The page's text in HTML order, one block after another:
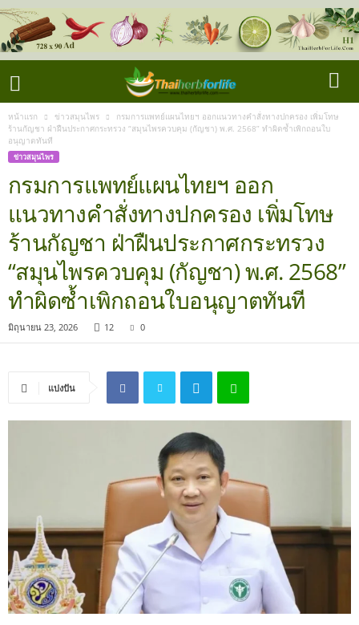
หน้าแรก ข่าวสมุนไพร
กรมการแพทย์แผนไทยฯ ออกแนวทางคำสั่งทางปกครอง เพิ่มโทษ
ร้านกัญชา ฝ่าฝืนประกาศกระทรวง “สมุนไพรควบคุม (กัญชา) พ.ศ. 2568” ทำผิดซ้ำเพิกถอนใบ
อนุญาตทันที
ข่าวสมุนไพร
กรมการแพทย์แผนไทยฯ ออก
แนวทางคำสั่งทางปกครอง เพิ่มโทษ
ร้านกัญชา ฝ่าฝืนประกาศกระทรวง
“สมุนไพรควบคุม (กัญชา) พ.ศ. 2568”
ทำผิดซ้ำเพิกถอนใบอนุญาตทันที
มิถุนายน 23, 2026 12 0
แบ่งปัน